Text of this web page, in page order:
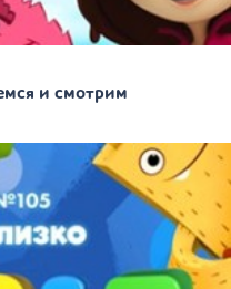
и смотрим